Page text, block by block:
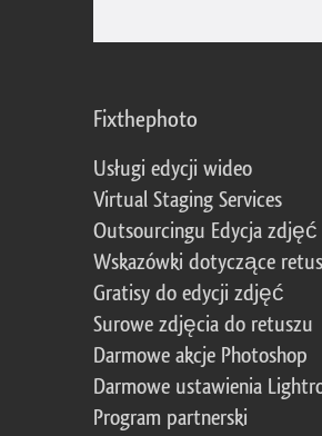
Fixthephoto
Usługi edycji wideo
Virtual Staging Services
Outsourcingu Edycja zdjęć
Wskazówki dotyczące
Gratisy do edycji zdjęć
Surowe zdjęcia do retuszu
Darmowe akcje Photoshop
Darmowe ustawienia
Program partnerski